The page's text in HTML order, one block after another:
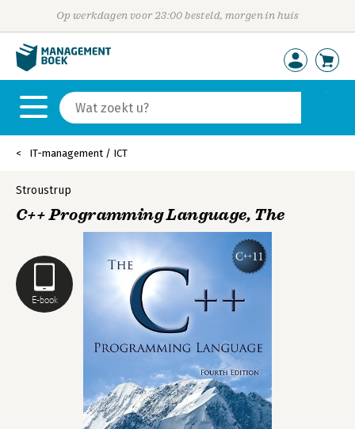
Op werkdagen voor 23:00 besteld, morgen in huis
IT-management / ICT
E-book
Stroustrup
C++ Programming Language, The